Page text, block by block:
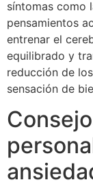
síntomas como
pensamientos
entrenar el
equilibrado y
reducción de
sensación de